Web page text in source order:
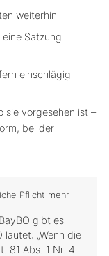
weiterhin
Satzung
einschlägig –
sie vorgesehen ist –
bei der
Pflicht mehr
gibt es
lautet: „Wenn die
81 Abs. 1 Nr. 4